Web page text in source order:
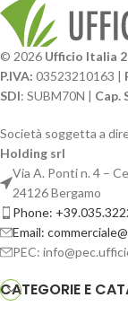
© 2026 Ufficio Italia
P.IVA: 03523210163 |
SDI: SUBM70N | Cap.
Società soggetta a
Holding srl
Via A. Ponti n. 4 –
24126 Bergamo
Phone:
Email:
PEC:
CATEGORIE E